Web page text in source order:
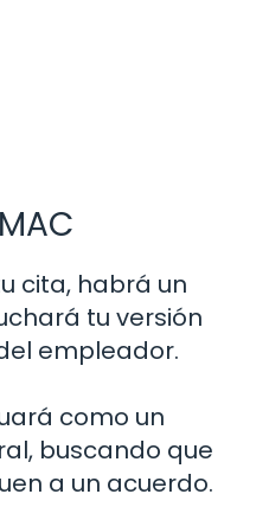
cita, habrá un
tu versión
empleador.
como un
buscando que
a un acuerdo.